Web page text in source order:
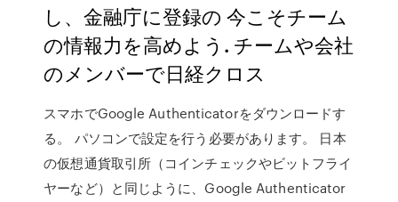
し、金融庁に登録の 今こそチーム
の情報力を高めよう. チームや会社
のメンバーで日経クロス
スマホでGoogle Authenticatorをダウンロードす
る。 パソコンで設定を行う必要があります。 日本
の仮想通貨取引所（コインチェックやビットフライ
ヤーなど）と同じように、Google Authenticator